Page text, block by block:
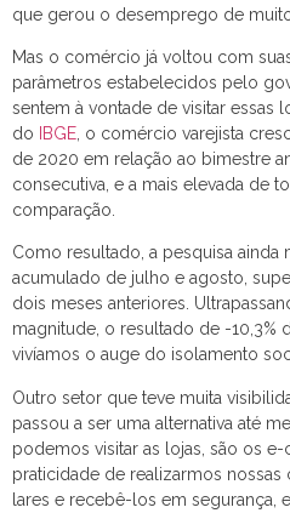
que gerou o desemprego de
Mas o comércio já voltou com
parâmetros estabelecidos pelo
sentem à vontade de visitar essas
do
IBGE , o comércio varejista
de 2020 em relação ao bimestre
consecutiva, e a mais elevada de
comparação.
Como resultado, a pesquisa ainda
acumulado de julho e agosto,
dois meses anteriores.
magnitude, o resultado de -10,3%
vivíamos o auge do isolamento
Outro setor que teve muita
passou a ser uma alternativa até
podemos visitar as lojas, são os
praticidade de realizarmos
lares e recebê-los em segurança,